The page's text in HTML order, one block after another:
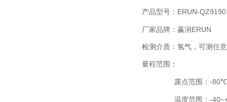
产品型号： ERUN-QZ9190
厂家品牌：赢润 ERUN
检测介质：氢气，可测任
量程范围：
露点范围： -80℃
温度范围： -